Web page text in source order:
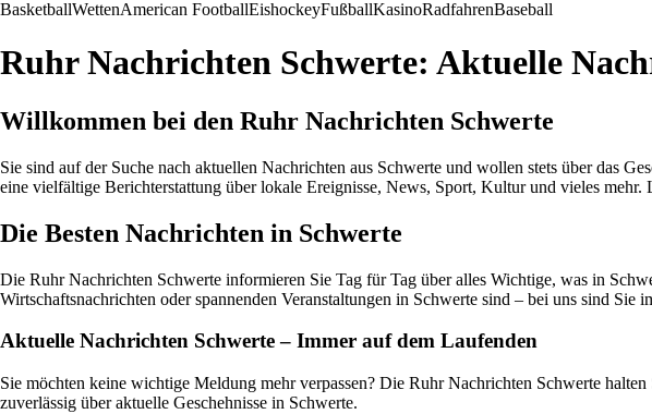
BasketballWettenAmerican FootballEishockeyFußballKasinoRadfahrenBaseball
Ruhr Nachrichten Schwerte: Aktuelle
Willkommen bei den Ruhr Nachrichten Schwerte
Sie sind auf der Suche nach aktuellen Nachrichten aus Schwerte und wollen stets über das
eine vielfältige Berichterstattung über lokale Ereignisse, News, Sport, Kultur und vieles
Die Besten Nachrichten in Schwerte
Die Ruhr Nachrichten Schwerte informieren Sie Tag für Tag über alles Wichtige, was in
Wirtschaftsnachrichten oder spannenden Veranstaltungen in Schwerte sind – bei uns sind Sie
Aktuelle Nachrichten Schwerte – Immer auf dem Laufenden
Sie möchten keine wichtige Meldung mehr verpassen? Die Ruhr Nachrichten Schwerte
zuverlässig über aktuelle Geschehnisse in Schwerte.